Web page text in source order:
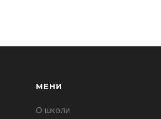
МЕНИ
О школи